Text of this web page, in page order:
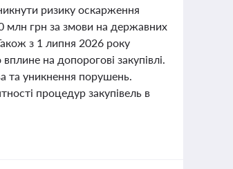
ризику оскарження
млн грн за змови на державних
з 1 липня 2026 року
на допорогові закупівлі.
та уникнення порушень.
процедур закупівель в